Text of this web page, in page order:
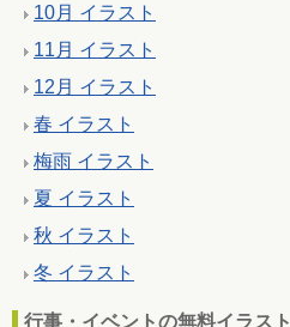
10月 イラスト
11月 イラスト
12月 イラスト
春 イラスト
梅雨 イラスト
夏 イラスト
秋 イラスト
冬 イラスト
行事・イベントの無料イラスト